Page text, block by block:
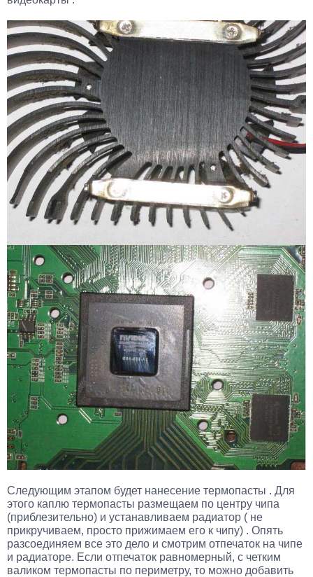
Следующим этапом будет нанесение термопасты . Для
этого каплю термопасты размещаем по центру чипа
(приблезительно) и устанавливаем радиатор ( не
прикручиваем, просто прижимаем его к чипу) . Опять
разсоединяем все это дело и смотрим отпечаток на чипе
и радиаторе. Если отпечаток равномерный, с четким
валиком термопасты по периметру, то можно добавить